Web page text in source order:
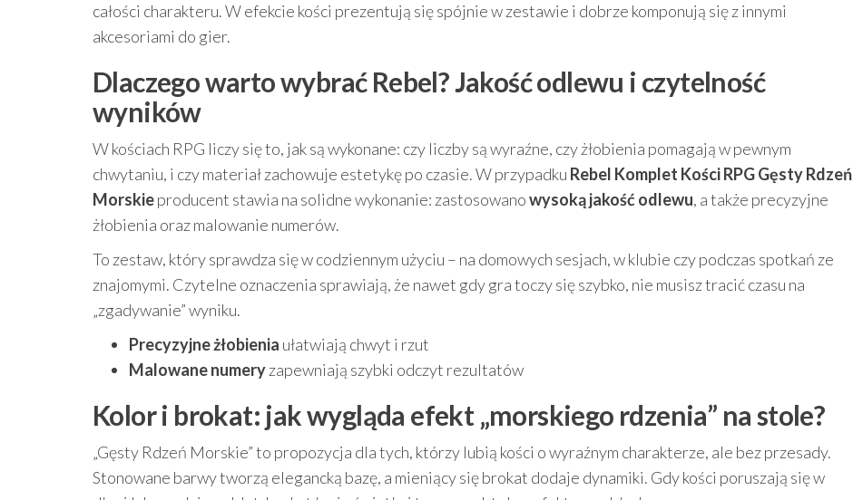
całości charakteru. W efekcie kości prezentują się spójnie w zestawie i dobrze komponują się z innymi
akcesoriami do gier.
Dlaczego warto wybrać Rebel? Jakość odlewu i czytelność
wyników
W kościach RPG liczy się to, jak są wykonane: czy liczby są wyraźne, czy żłobienia pomagają w pewnym
chwytaniu, i czy materiał zachowuje estetykę po czasie. W przypadku Rebel Komplet Kości RPG Gęsty Rdzeń
Morskieproducent stawia na solidne wykonanie: zastosowanowysoką jakość odlewu, a także precyzyjne
żłobienia oraz malowanie numerów.
To zestaw, który sprawdza się w codziennym użyciu – na domowych sesjach, w klubie czy podczas spotkań ze
znajomymi. Czytelne oznaczenia sprawiają, że nawet gdy gra toczy się szybko, nie musisz tracić czasu na
„zgadywanie” wyniku.
Precyzyjne żłobienia ułatwiają chwyt i rzut
Malowane numeryzapewniają szybki odczyt rezultatów
Kolor i brokat: jak wygląda efekt „morskiego rdzenia” na stole?
„Gęsty Rdzeń Morskie” to propozycja dla tych, którzy lubią kości o wyraźnym charakterze, ale bez przesady.
Stonowane barwy tworzą elegancką bazę, a mieniący się brokat dodaje dynamiki. Gdy kości poruszają się w